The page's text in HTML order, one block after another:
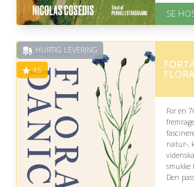
På
på 4.6
SE
HURTIG LEVERING
4.6
For en
natur-,
smukke
Den